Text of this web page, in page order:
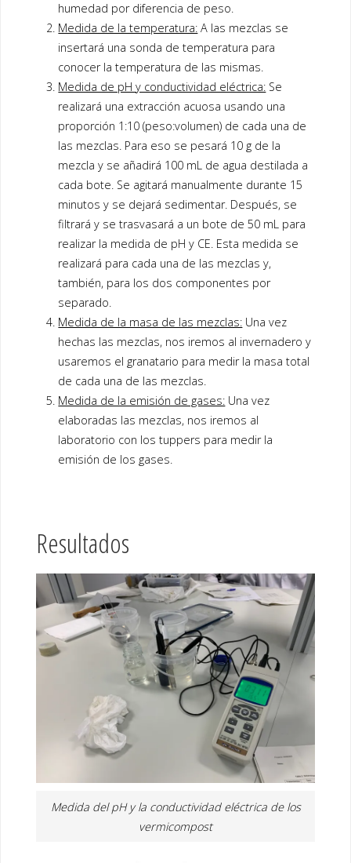
humedad por diferencia de peso.
Medida de la temperatura: A las mezclas se
insertará una sonda de temperatura para
conocer la temperatura de las mismas.
Medida de pH y conductividad eléctrica: Se
realizará una extracción acuosa usando una
proporción 1:10 (peso:volumen) de cada una de
las mezclas. Para eso se pesará 10 g de la
mezcla y se añadirá 100 mL de agua destilada a
cada bote. Se agitará manualmente durante 15
minutos y se dejará sedimentar. Después, se
filtrará y se trasvasará a un bote de 50 mL para
realizar la medida de pH y CE. Esta medida se
realizará para cada una de las mezclas y,
también, para los dos componentes por
separado.
Medida de la masa de las mezclas: Una vez
hechas las mezclas, nos iremos al invernadero y
usaremos el granatario para medir la masa total
de cada una de las mezclas.
Medida de la emisión de gases: Una vez
elaboradas las mezclas, nos iremos al
laboratorio con los tuppers para medir la
emisión de los gases.
Resultados
Medida del pH y la conductividad eléctrica de los
vermicompost